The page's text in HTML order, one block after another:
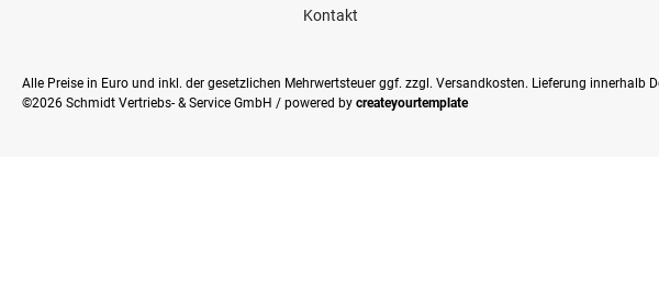
Kontakt
Alle Preise in Euro und inkl. der gesetzlichen Mehrwertsteuer ggf. zzgl. Versandkosten. Lieferung
©2026 Schmidt Vertriebs- & Service GmbH / powered by createyourtemplate